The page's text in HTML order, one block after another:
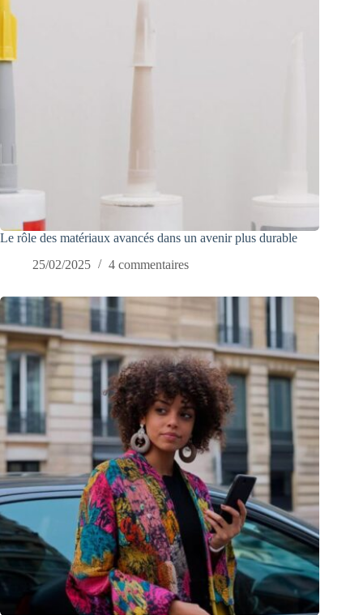
Le rôle des matériaux avancés dans un avenir plus durable
25/02/2025
4 commentaires